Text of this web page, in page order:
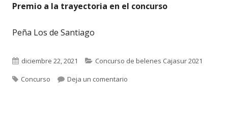
Premio a la trayectoria en el concurso
Peña Los de Santiago
diciembre 22, 2021
Concurso de belenes Cajasur 2021
Concurso
Deja un comentario